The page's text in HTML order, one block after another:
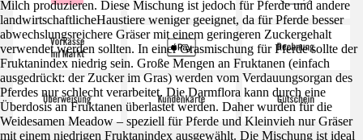
Milch produzieren. Diese Mischung ist jedoch für Pferde und andere
landwirtschaftlicheHaustiere weniger geeignet, da für Pferde besser
abwechslungsreichere Gräser mit einem geringeren Zuckergehalt
verwendet werden sollten. In einer Grasmischung für Pferde sollte der
Fruktanindex niedrig sein. Große Mengen an Fruktanen (einfach
ausgedrückt: der Zucker im Gras) werden vom Verdauungsorgan des
Pferdes nur schlecht verarbeitet. Die Darmflora kann durch eine
Überdosis an Fruktanen überlastet werden. Daher wurden für die
Weidesamen Meadow – speziell für Pferde und Kleinvieh nur Gräser
mit einem niedrigen Fruktanindex ausgewählt. Die Mischung ist ideal